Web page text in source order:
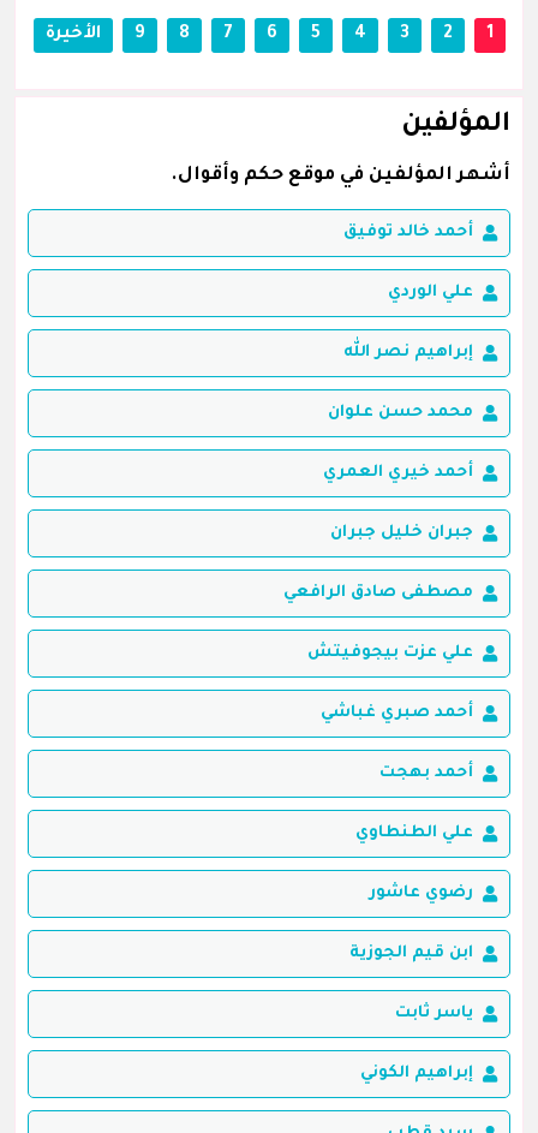
1
2
3
4
5
6
7
8
9 الأخيرة
المؤلفين
أشهر المؤلفين في موقع حكم وأقوال.
أحمد خالد توفيق
علي الوردي
إبراهيم نصر الله
محمد حسن علوان
أحمد خيري العمري
جبران خليل جبران
مصطفى صادق الرافعي
علي عزت بيجوفيتش
أحمد صبري غباشي
أحمد بهجت
علي الطنطاوي
رضوي عاشور
ابن قيم الجوزية
ياسر ثابت
إبراهيم الكوني